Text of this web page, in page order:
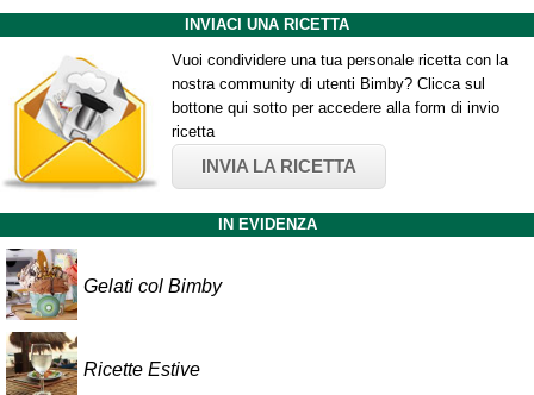
INVIACI UNA RICETTA
Vuoi condividere una tua personale ricetta con la
nostra community di utenti Bimby? Clicca sul
bottone qui sotto per accedere alla form di invio
ricetta
INVIA LA RICETTA
IN EVIDENZA
Gelati col Bimby
Ricette Estive